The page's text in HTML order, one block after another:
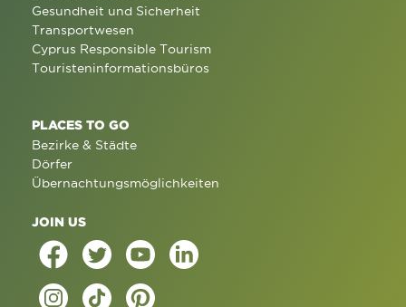
Gesundheit und Sicherheit
Transportwesen
Cyprus Responsible Tourism
Touristeninformationsbüros
PLACES TO GO
Bezirke & Städte
Dörfer
Übernachtungsmöglichkeiten
JOIN US